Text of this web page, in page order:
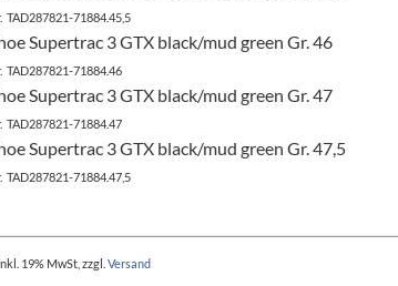
TAD287821-71884.45,5
Supertrac 3 GTX black/mud green Gr. 46
TAD287821-71884.46
Supertrac 3 GTX black/mud green Gr. 47
TAD287821-71884.47
Supertrac 3 GTX black/mud green Gr. 47,5
TAD287821-71884.47,5
19% MwSt, zzgl.Versand